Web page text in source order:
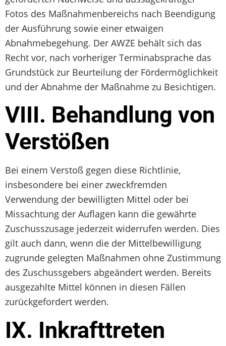
Fotos des Maßnahmenbereichs nach Beendigung
der Ausführung sowie einer etwaigen
Abnahmebegehung. Der AWZE behält sich das
Recht vor, nach vorheriger Terminabsprache das
Grundstück zur Beurteilung der Fördermöglichkeit
und der Abnahme der Maßnahme zu Besichtigen.
VIII. Behandlung von
Verstößen
Bei einem Verstoß gegen diese Richtlinie,
insbesondere bei einer zweckfremden
Verwendung der bewilligten Mittel oder bei
Missachtung der Auflagen kann die gewährte
Zuschusszusage jederzeit widerrufen werden. Dies
gilt auch dann, wenn die der Mittelbewilligung
zugrunde gelegten Maßnahmen ohne Zustimmung
des Zuschussgebers abgeändert werden. Bereits
ausgezahlte Mittel können in diesen Fällen
zurückgefordert werden.
IX. Inkrafttreten